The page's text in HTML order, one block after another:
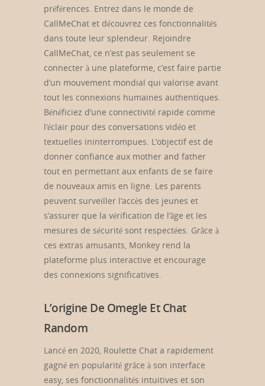
préférences. Entrez dans le monde de
CallMeChat et découvrez ces fonctionnalités
dans toute leur splendeur. Rejoindre
CallMeChat, ce n’est pas seulement se
connecter à une plateforme, c’est faire partie
d’un mouvement mondial qui valorise avant
tout les connexions humaines authentiques.
Bénéficiez d’une connectivité rapide comme
l’éclair pour des conversations vidéo et
textuelles ininterrompues. L’objectif est de
donner confiance aux mother and father
tout en permettant aux enfants de se faire
de nouveaux amis en ligne. Les parents
peuvent surveiller l’accès des jeunes et
s’assurer que la vérification de l’âge et les
mesures de sécurité sont respectées. Grâce à
ces extras amusants, Monkey rend la
plateforme plus interactive et encourage
des connexions significatives.
L’origine De Omegle Et Chat
Random
Lancé en 2020, Roulette Chat a rapidement
gagné en popularité grâce à son interface
easy, ses fonctionnalités intuitives et son